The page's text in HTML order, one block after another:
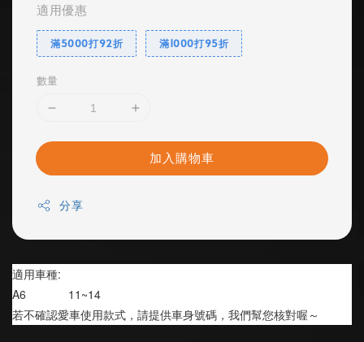
適用優惠
滿5000打92折 滿1000打95折
數量
加入購物車
分享
適用車種:
A6             11~14
若不確認愛車使用款式，請提供車身號碼，我們幫您核對喔～